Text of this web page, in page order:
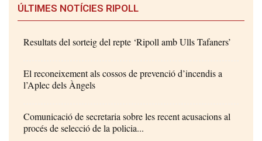
ÚLTIMES NOTÍCIES RIPOLL
Resultats del sorteig del repte ‘Ripoll amb Ulls Tafaners’
El reconeixement als cossos de prevenció d’incendis a
l’Aplec dels Àngels
Comunicació de secretaria sobre les recent acusacions al
procés de selecció de la policia...